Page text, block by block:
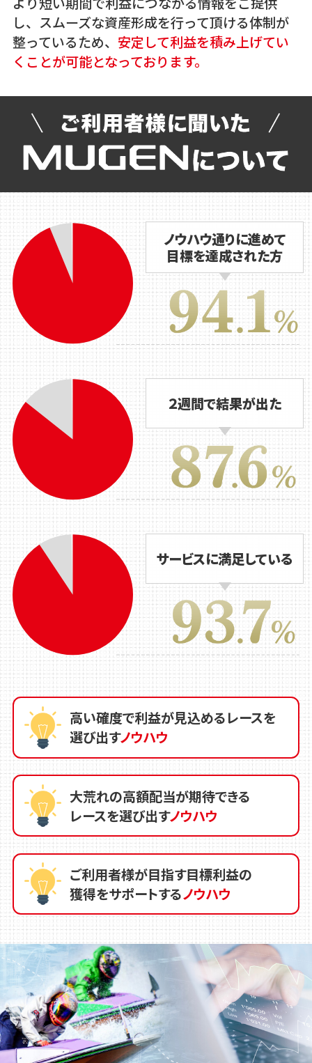
し、スムーズな資産形成を行って頂ける体制が
整っているため、 安定して利益を積み上げてい
くことが可能となっております。
ノウハウ通りに進めて
目標を達成された方
２週間で結果が出た
サービスに満足している
高い確度で利益が見込めるレースを
選び出すノウハウ
大荒れの高額配当が期待できる
レースを選び出すノウハウ
ご利用者様が目指す目標利益の
獲得をサポートするノウハウ